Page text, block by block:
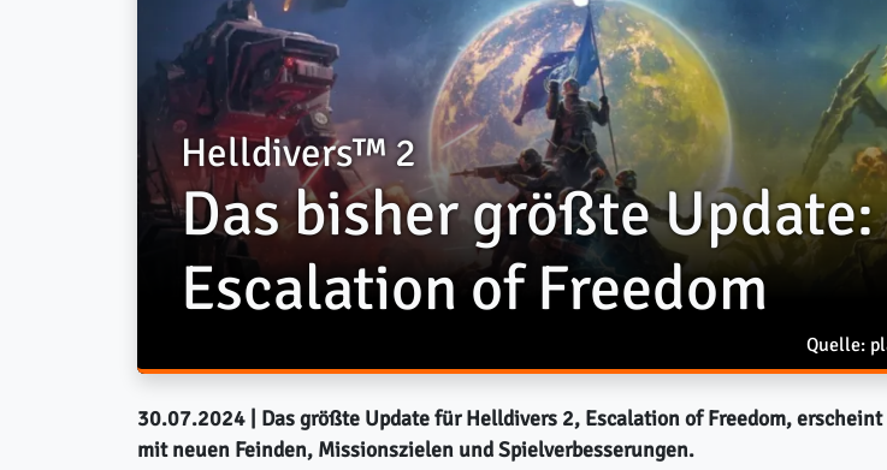
Helldivers™ 2
Das bisher größte Update:
Escalation of Freedom
Quelle:
30.07.2024
| Das größte Update für Helldivers 2, Escalation of Freedom,
mit neuen Feinden, Missionszielen und Spielverbesserungen.